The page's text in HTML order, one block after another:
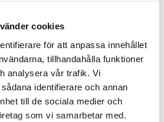
cookies
för att anpassa innehållet
tillhandahålla funktioner
analysera vår trafik. Vi
identifierare och annan
till de sociala medier och
som vi samarbetar med.